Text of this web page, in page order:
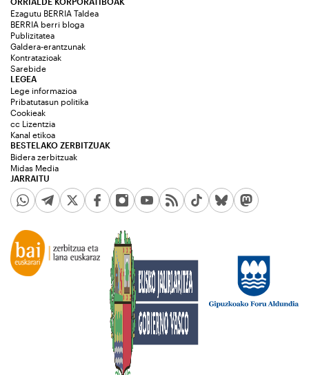
Ezagutu BERRIA Taldea
BERRIA berri bloga
Publizitatea
Galdera-erantzunak
Kontratazioak
Sarebide
JARRAITU
LEGEA
Lege informazioa
Pribatutasun politika
Cookieak
cc Lizentzia
Kanal etikoa
BESTELAKO ZERBITZUAK
Bidera zerbitzuak
Midas Media